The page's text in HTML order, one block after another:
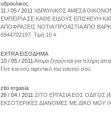
υδραυλικος
11 / 05 / 2011 ΥΔΡΑΥΛΙΚΟΣ ΑΜΕΣΑ
ΕΜΠΕΙΡΙΑ ΣΕ ΚΑΘΕ ΕΙΔΟΥΣ ΕΠΙΣΚΕΥΗ
ΑΠΟΦΡΑΞΕΙΣ NOTIA ΠΡΟΑΣΤΙΑ ΑΠΟ
6944702197. Τιμή:10 ¤
EXTRA ΕΙΣΟΔΗΜΑ
10 / 05 / 2011 Ατομα ζητούνται για πλήρη
Γίνε και εσύ αφεντικό του εαυτού σου.
zito ergasia
26 / 04 / 2011 ΖΙΤΟ ΕΡΓΑΣΙΑ ΕΟΣ
ΕΚΣΟΤΕΡΙΚΕΣ ΔΙΑΝΟΜΕΣ ΜΕ ΔΙΚΟ ΜΟΥ